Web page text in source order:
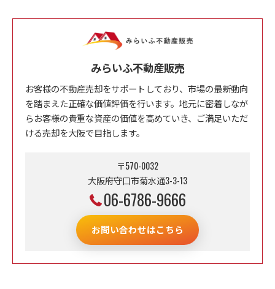
みらいふ不動産販売
お客様の不動産売却をサポートしており、市場の最新動向
を踏まえた正確な価値評価を行います。地元に密着しなが
らお客様の貴重な資産の価値を高めていき、ご満足いただ
ける売却を大阪で目指します。
〒570-0032
大阪府守口市菊水通3-3-13
06-6786-9666
お問い合わせはこちら